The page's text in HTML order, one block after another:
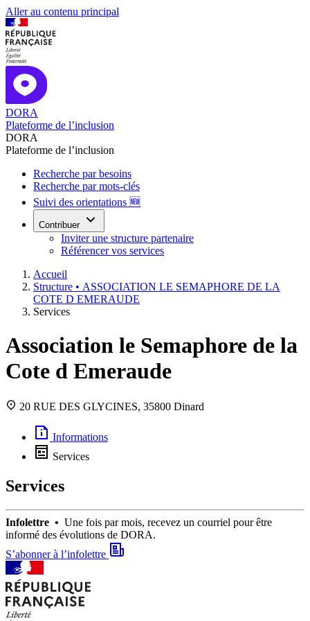
Aller au contenu principal
DORA
Plateforme de l’inclusion
DORA
Plateforme de l’inclusion
Recherche par besoins
Recherche par mots-clés
Suivi des orientations 🆕
Contribuer
Inviter une structure partenaire
Référencer vos services
Accueil
Structure • ASSOCIATION LE SEMAPHORE DE LA
COTE D EMERAUDE
Services
Association le Semaphore de la
Cote d Emeraude
20 RUE DES GLYCINES, 35800 Dinard
Informations
Services
Services
Infolettre • Une fois par mois, recevez un courriel pour être
informé des évolutions de DORA.
S’abonner à l’infolettre